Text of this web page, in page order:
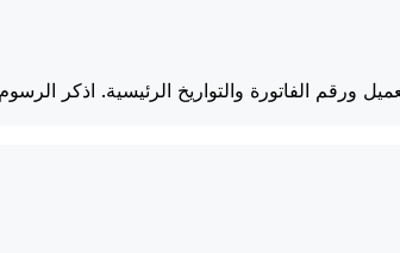
ورقم الفاتورة والتواريخ الرئيسية.